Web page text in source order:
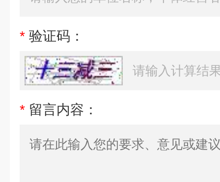
* 验证码：
* 留言内容：